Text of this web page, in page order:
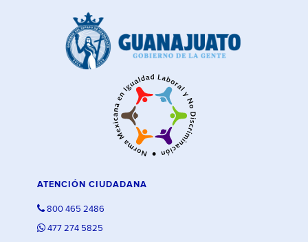
ATENCIÓN CIUDADANA
800 465 2486
477 274 5825